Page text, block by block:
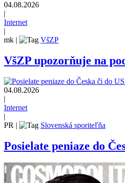
04.08.2026
|
Internet
|
mk | VšZP
VšZP upozorňuje na
04.08.2026
|
Internet
|
PR | Slovenská sporiteľňa
Posielate peniaze do